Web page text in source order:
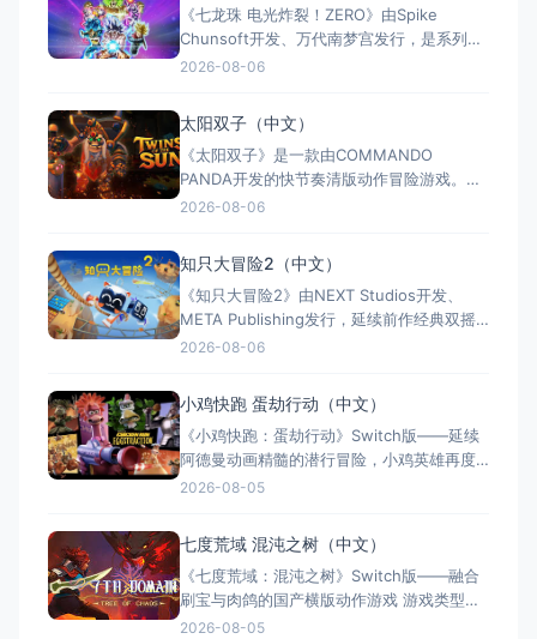
名称：Hitman: Absoluti
《七龙珠 电光炸裂！ZERO》由Spike
Chunsoft开发、万代南梦宫发行，是系列暌
违17年的正统续作。Switch及Switch 2双平
的高速3D格斗为核心，支持体感操控与全区
中文，融合故事、竞技与创作多种模式。
2026-08-06
太阳双子（中文）
《太阳双子》是一款由COMMANDO
PANDA开发的快节奏清版动作冒险游戏。双
胞胎兄弟为拯救被掳走的妹妹，踏上横跨荒
佳选择；25个手工关卡、史诗头目战与即时
强化系统带来丰富体验。全区中文支持，容
量仅1GB，Switch/S
2026-08-06
知只大冒险2（中文）
《知只大冒险2》由NEXT Studios开发、
META Publishing发行，延续前作经典双摇
杆控制双腿的玩法，首次支持最多4人联机合
持跨平台联机与全区中文，2025年11月5日
全平台发售，Switch港服约73
2026-08-06
小鸡快跑 蛋劫行动（中文）
《小鸡快跑：蛋劫行动》Switch版——延续
阿德曼动画精髓的潜行冒险，小鸡英雄再度
集结 游戏类型：动作冒险类（潜行 × 动作平
定名） 港台名称：落跑雞：蛋劫行動（官方
繁体中文定名） 美国名称：Chicke
2026-08-05
七度荒域 混沌之树（中文）
《七度荒域：混沌之树》Switch版——融合
刷宝与肉鸽的国产横版动作游戏 游戏类型：
动作冒险类（2D横版动作 × Roguelike × 类
2026-08-05